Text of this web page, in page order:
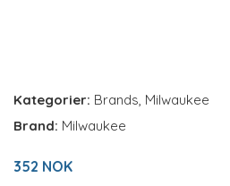
Kategorier: Brands, Milwaukee
Brand: Milwaukee
352 NOK